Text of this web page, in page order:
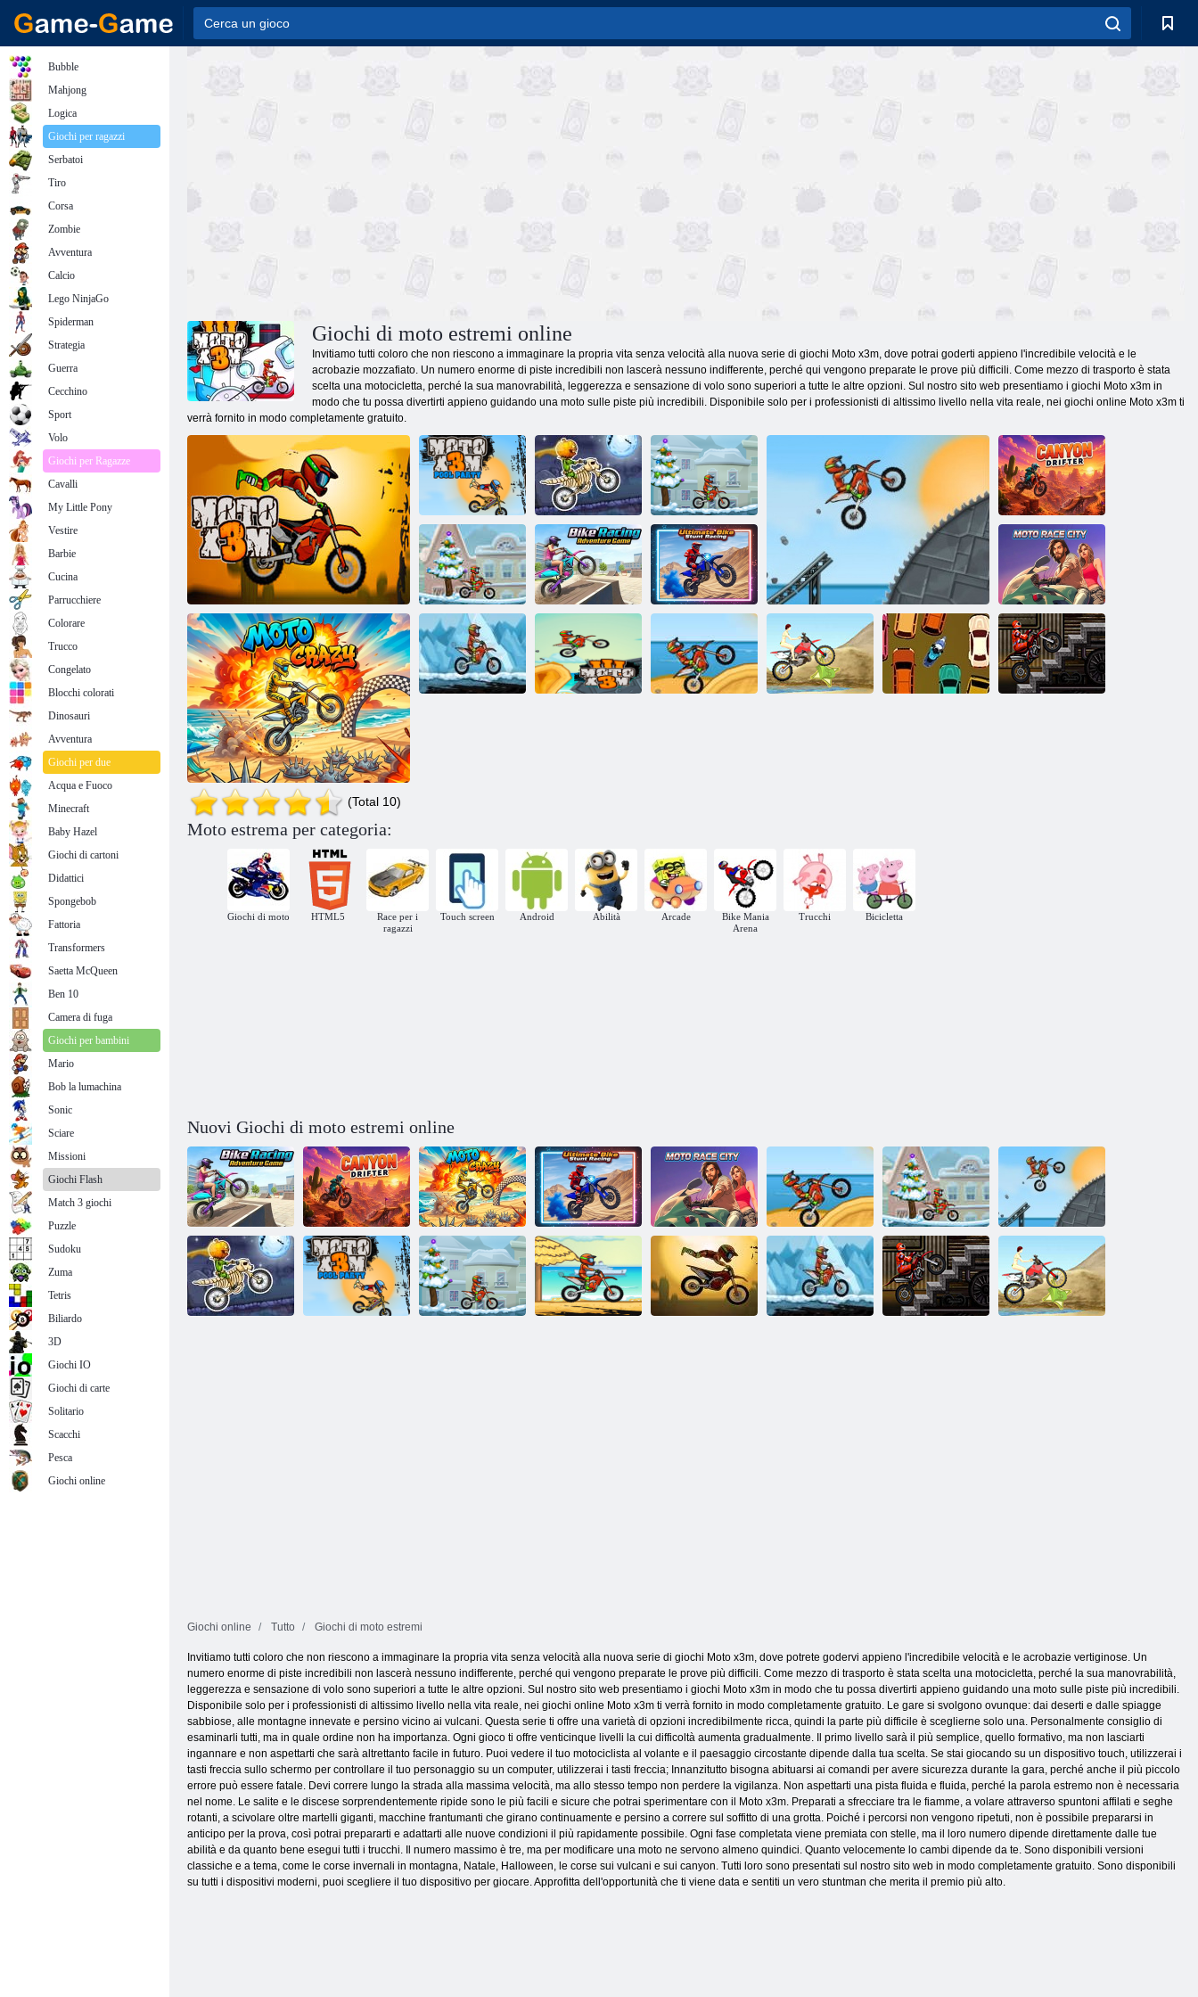
Giochi di moto estremi online
Invitiamo tutti coloro che non riescono a immaginare la propria vita senza velocità alla nuova serie di giochi Moto x3m, dove potrai goderti appieno l'incredibile velocità e le
acrobazie mozzafiato. Un numero enorme di piste incredibili non lascerà nessuno indifferente, perché qui vengono preparate le prove più difficili. Come mezzo di trasporto è stata
scelta una motocicletta, perché la sua manovrabilità, leggerezza e sensazione di volo sono superiori a tutte le altre opzioni. Sul nostro sito web presentiamo i giochi Moto x3m in
modo che tu possa divertirti appieno guidando una moto sulle piste più incredibili. Disponibile solo per i professionisti di altissimo livello nella vita reale, nei giochi online Moto x3m ti
verrà fornito in modo completamente gratuito.
Moto X3M
Festa in piscina
moto x3m
MOTO X3M
Terra spettrale
MOTO X3M
inverno
Il vagabondo del
canyon
Moto x3m 4
inverno
Gioco di
avventure di
corse in
bicicletta
Gare acrobatiche
in bici definitive
Città delle gare
di moto
(Total 10)
Moto estrema per categoria:
Giochi di moto HTML5
Race per i
ragazzi
Touch screen Android Abilità Arcade
Bike Mania
Arena
Trucchi Bicicletta
Nuovi Giochi di moto estremi online
Gioco di
avventure di
corse in
bicicletta
Il vagabondo del
canyon
Moto pazza
Gare acrobatiche
in bici definitive
Città delle gare
di moto
Moto X3M
originale
Moto x3m 4
inverno
Moto X3M Bike
Race
Giochi online Tutto Giochi di moto estremi
Invitiamo tutti coloro che non riescono a immaginare la propria vita senza velocità alla nuova serie di giochi Moto x3m, dove potrete godervi appieno l'incredibile velocità e le acrobazie vertiginose. Un
numero enorme di piste incredibili non lascerà nessuno indifferente, perché qui vengono preparate le prove più difficili. Come mezzo di trasporto è stata scelta una motocicletta, perché la sua manovrabilità,
leggerezza e sensazione di volo sono superiori a tutte le altre opzioni. Sul nostro sito web presentiamo i giochi Moto x3m in modo che tu possa divertirti appieno guidando una moto sulle piste più incredibili.
Disponibile solo per i professionisti di altissimo livello nella vita reale, nei giochi online Moto x3m ti verrà fornito in modo completamente gratuito. Le gare si svolgono ovunque: dai deserti e dalle spiagge
sabbiose, alle montagne innevate e persino vicino ai vulcani. Questa serie ti offre una varietà di opzioni incredibilmente ricca, quindi la parte più difficile è sceglierne solo una. Personalmente consiglio di
esaminarli tutti, ma in quale ordine non ha importanza. Ogni gioco ti offre venticinque livelli la cui difficoltà aumenta gradualmente. Il primo livello sarà il più semplice, quello formativo, ma non lasciarti
ingannare e non aspettarti che sarà altrettanto facile in futuro. Puoi vedere il tuo motociclista al volante e il paesaggio circostante dipende dalla tua scelta. Se stai giocando su un dispositivo touch, utilizzerai i
tasti freccia sullo schermo per controllare il tuo personaggio su un computer, utilizzerai i tasti freccia; Innanzitutto bisogna abituarsi ai comandi per avere sicurezza durante la gara, perché anche il più piccolo
errore può essere fatale. Devi correre lungo la strada alla massima velocità, ma allo stesso tempo non perdere la vigilanza. Non aspettarti una pista fluida e fluida, perché la parola estremo non è necessaria
nel nome. Le salite e le discese sorprendentemente ripide sono le più facili e sicure che potrai sperimentare con il Moto x3m. Preparati a sfrecciare tra le fiamme, a volare attraverso spuntoni affilati e seghe
rotanti, a scivolare oltre martelli giganti, macchine frantumanti che girano continuamente e persino a correre sul soffitto di una grotta. Poiché i percorsi non vengono ripetuti, non è possibile prepararsi in
anticipo per la prova, così potrai prepararti e adattarti alle nuove condizioni il più rapidamente possibile. Ogni fase completata viene premiata con stelle, ma il loro numero dipende direttamente dalle tue
abilità e da quanto bene esegui tutti i trucchi. Il numero massimo è tre, ma per modificare una moto ne servono almeno quindici. Quanto velocemente lo cambi dipende da te. Sono disponibili versioni
classiche e a tema, come le corse invernali in montagna, Natale, Halloween, le corse sui vulcani e sui canyon. Tutti loro sono presentati sul nostro sito web in modo completamente gratuito. Sono disponibili
su tutti i dispositivi moderni, puoi scegliere il tuo dispositivo per giocare. Approfitta dell'opportunità che ti viene data e sentiti un vero stuntman che merita il premio più alto.
Bubble
Mahjong
Logica
Giochi per ragazzi
Serbatoi
Tiro
Corsa
Zombie
Avventura
Calcio
Lego NinjaGo
Spiderman
Strategia
Guerra
Cecchino
Sport
Volo
Giochi per Ragazze
Cavalli
My Little Pony
Vestire
Barbie
Cucina
Parrucchiere
Colorare
Trucco
Congelato
Blocchi colorati
Dinosauri
Avventura
Giochi per due
Acqua e Fuoco
Minecraft
Baby Hazel
Giochi di cartoni
Didattici
Spongebob
Fattoria
Transformers
Saetta McQueen
Ben 10
Camera di fuga
Giochi per bambini
Mario
Bob la lumachina
Sonic
Sciare
Missioni
Giochi Flash
Match 3 giochi
Puzzle
Sudoku
Zuma
Tetris
Biliardo
3D
Giochi IO
Giochi di carte
Solitario
Scacchi
Pesca
Giochi online